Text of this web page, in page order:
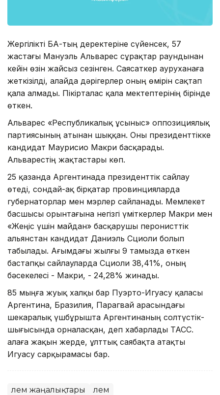
Жергілікті БАҚ-тың деректеріне сүйенсек, 57
жастағы Мануэль Альварес сұрақтар раундынан
кейін өзін жайсыз сезінген. Саясаткер ауруханаға
жеткізілді, алайда дәрігерлер оның өмірін сақтап
қала алмады. Пікірталас қала мектептерінің бірінде
өткен.
Альварес «Республикалық ұсыныс» оппозициялық
партиясының атынан шыққан. Оны президенттікке
кандидат Маурисио Макри басқарады.
Альварестің жақтастары көп.
25 қазанда Аргентинада президенттік сайлау
өтеді, сондай-ақ бірқатар провинцияларда
губернаторлар мен мэрлер сайланады. Мемлекет
басшысы орынтағына негізгі үміткерлер Макри мен
«Жеңіс үшін майдан» басқарушы перонисттік
альянстан кандидат Даниэль Сциоли болып
табылады. Ағымдағы жылғы 9 тамызда өткен
бастапқы сайлауларда Сциоли 38,41%, оның
бәсекелесі - Макри, - 24,28% жинады.
85 мыңға жуық халқы бар Пуэрто-Игуасу қаласы
Аргентина, Бразилия, Парагвай арасындағы
шекаралық үшбұрышта Аргентинаның солтүстік-
шығысында орналасқан, деп хабарлады ТАСС.
Қалаға жақын жерде, ұлттық саябақта атақты
Игуасу сарқырамасы бар.
Әлем жаңалықтары Әлем